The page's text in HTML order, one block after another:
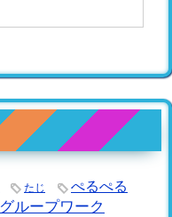
たじ ぺるぺる
グループワーク